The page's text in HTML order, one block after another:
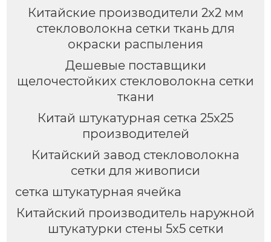
Китайские производители 2x2 мм
стекловолокна сетки ткань для
окраски распыления
Дешевые поставщики
щелочестойких стекловолокна сетки
ткани
Китай штукатурная сетка 25x25
производителей
Китайский завод стекловолокна
сетки для живописи
сетка штукатурная ячейка
Китайский производитель наружной
штукатурки стены 5x5 сетки